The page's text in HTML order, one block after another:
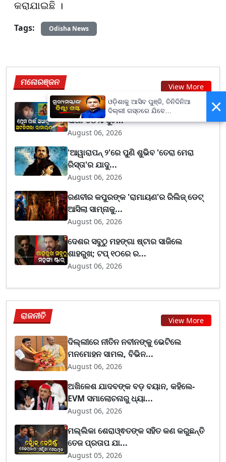
କରାଯାଇଛି ।
Tags:
Odisha News
ମନୋରଞ୍ଜନ View More
ସଲମାନ ହୋଇଥିଲେ 'ରାମ', ସୋନାଲି ବେନ୍ଦ୍ରେ
ସୀତା: ୪୦% ସୁଟ...
August 06, 2026
'ଆୱାରାପନ୍ ୨'ରେ ପୁଣି ଶୁଭିବ 'ତେରା ମେରା
ରିସ୍ତା'ର ଯାଦୁ...
August 06, 2026
ରଣବୀର କପୁରଙ୍କ 'ରାମାୟଣ'ର ରିଲିଜ୍ ଡେଟ୍
ଆସିଲା ସାମ୍ନାକୁ...
August 06, 2026
ଦେଶର ସବୁଠୁ ମହଙ୍ଗା ଷ୍ଟାର ସାଜିଲେ
ଶାହରୁଖ; ଟପ୍‌ ୧୦ରେ ର...
August 06, 2026
ରାଜନୀତି View More
ଦିଲ୍ଲୀରେ ନୀତିନ ନବୀନଙ୍କୁ ଭେଟିଲେ
ମନମୋହନ ସାମଲ, ବିଭିନ...
August 06, 2026
ଅଖିଳେଶ ଯାଦବଙ୍କ ବଡ଼ ବୟାନ, କହିଲେ-
EVM ସମାଲୋଚନାରୁ ଧ୍ୟା...
August 06, 2026
ମଲ୍ଲିକା ଶେରାଓ୍ଵତଙ୍କ ସହିତ କଣ କରୁଛନ୍ତି
ତେଜ ପ୍ରତାପ ଯା...
August 05, 2026
×
ଓଡ଼ିଶାକୁ ଆସିବ ପୁଞ୍ଜି, ତିନିଦିନିଆ
ଦିଲ୍ଲୀ ଗସ୍ତରେ ଯିବେ
ମୁଖ୍ୟମନ୍ତ୍ରୀ ମୋହନ ମାଝୀ